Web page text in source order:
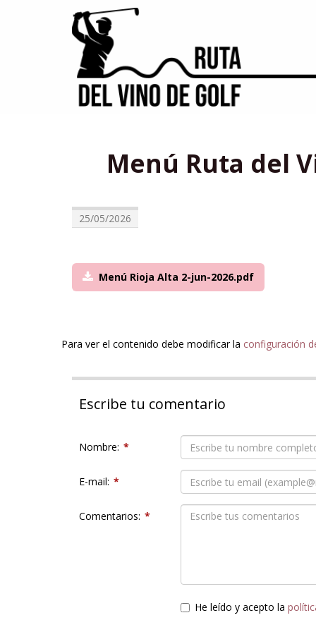
Menú Ruta del
25/05/2026
Menú Rioja Alta 2-jun-2026.pdf
Para ver el contenido debe modificar la configuración
Escribe tu comentario
Nombre: *
E-mail: *
Comentarios: *
He leído y acepto la